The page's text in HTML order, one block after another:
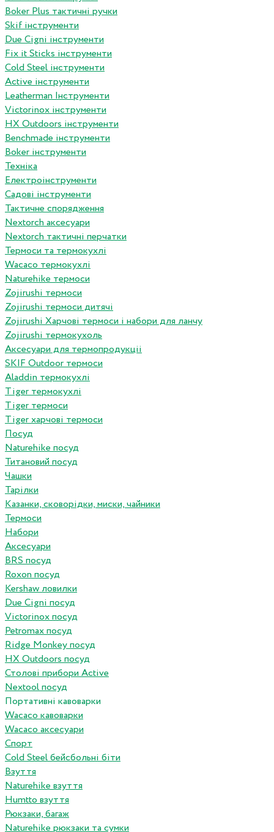
Boker Plus тактичні ручки
Skif інструменти
Due Cigni інструменти
Fix it Sticks інструменти
Сold Steel інструменти
Active інструменти
Leatherman Інструменти
Victorinox інструменти
HX Outdoors інструменти
Benchmade інструменти
Boker інструменти
Техніка
Електроінструменти
Садові інструменти
Тактичне спорядження
Nextorch аксесуари
Nextorch тактичні перчатки
Термоси та термокухлі
Wacaco термокухлі
Naturehike термоси
Zojirushi термоси
Zojirushi термоси дитячі
Zojirushi Харчові термоси і набори для ланчу
Zojirushi термокухоль
Аксесуари для термопродукціі
SKIF Outdoor термоси
Aladdin термокухлі
Tiger термокухлі
Tiger термоси
Tiger харчові термоси
Посуд
Naturehike посуд
Титановий посуд
Чашки
Тарілки
Казанки, сковорідки, миски, чайники
Термоси
Набори
Аксесуари
BRS посуд
Roxon посуд
Kershaw ловилки
Due Cigni посуд
Victorinox посуд
Petromax посуд
Ridge Monkey посуд
HX Outdoors посуд
Столові прибори Active
Nextool посуд
Портативні кавоварки
Wacaco кавоварки
Wacaco аксесуари
Спорт
Cold Steel бейсбольні біти
Взуття
Naturehike взуття
Humtto взуття
Рюкзаки, багаж
Naturehike рюкзаки та сумки